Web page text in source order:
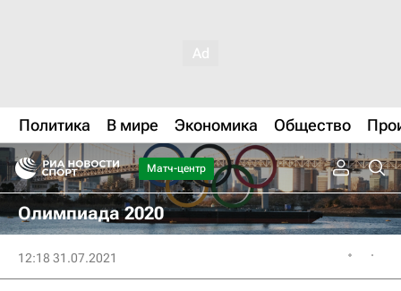
Политика В мире Экономика Общество
Матч-центр
Олимпиада 2020
12:18 31.07.2021